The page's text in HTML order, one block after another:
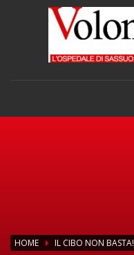
HOME IL CIBO NON BASTA!